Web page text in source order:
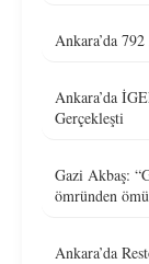
Ankara’da
Ankara’da
Gerçekleşti
Gazi Akbaş:
ömründen
Ankara’da